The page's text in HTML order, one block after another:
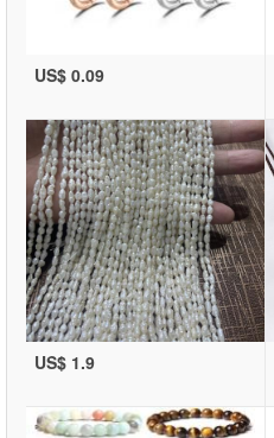
US$ 0.09
US$ 1.9